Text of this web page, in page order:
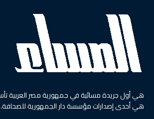
هي أحدى إصدارات مؤسسة دار الجمهورية للصحافة.